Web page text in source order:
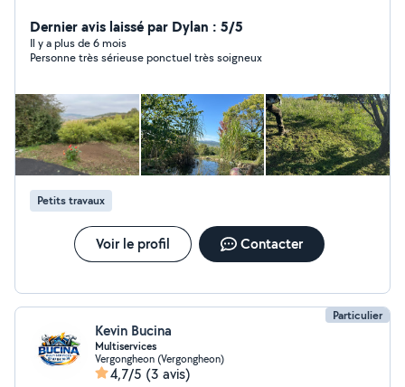
plaisir!
Dernier avis laissé par Dylan : 5/5
Il y a plus de 6 mois
Personne très sérieuse ponctuel très soigneux
Petits travaux
Voir le profil Contacter
Particulier
Kevin Bucina
Multiservices
Vergongheon (Vergongheon)
4,7/5 (3 avis)